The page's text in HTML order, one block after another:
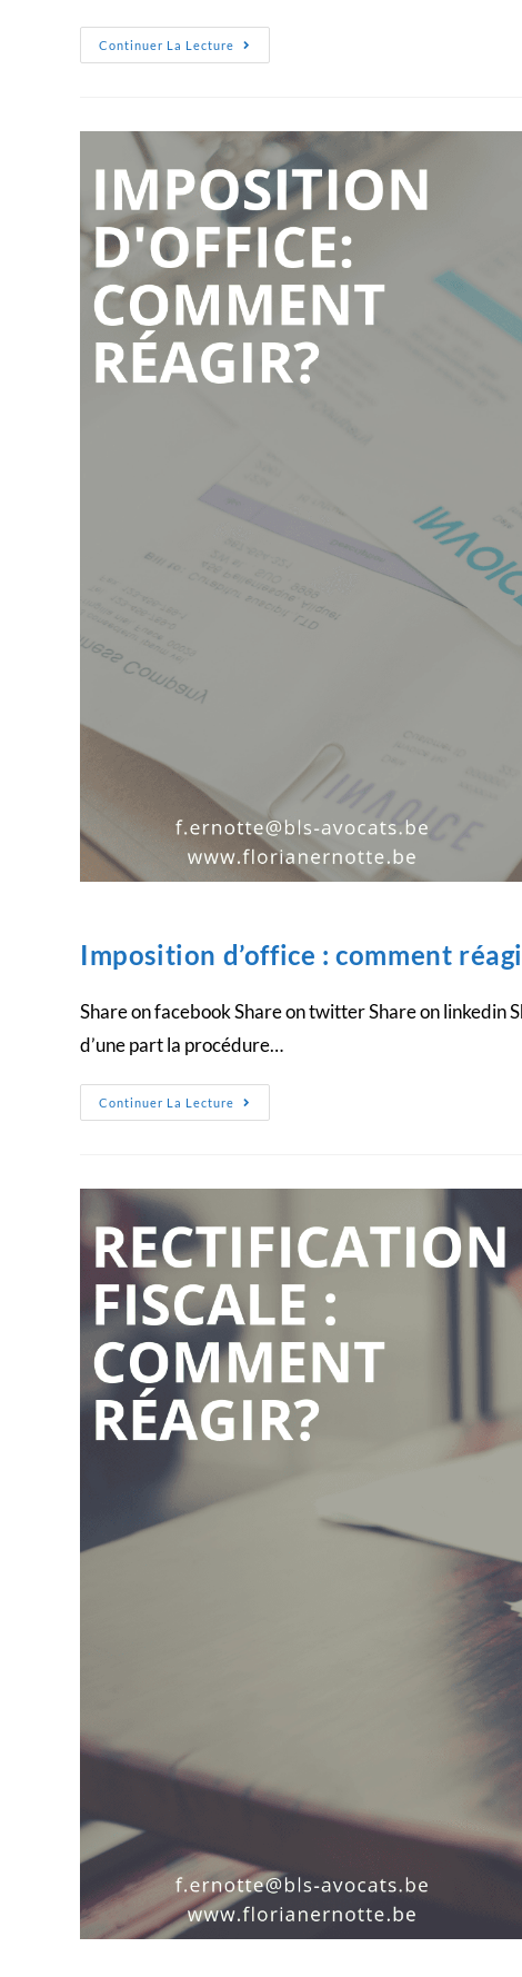
Continuer La Lecture
Imposition d’office : comment
Share on facebook Share on twitter Share on linkedin
d’une part la procédure…
Continuer La Lecture